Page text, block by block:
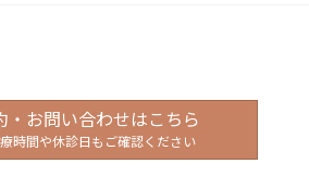
・お問い合わせはこちら
時間や休診日もご確認ください